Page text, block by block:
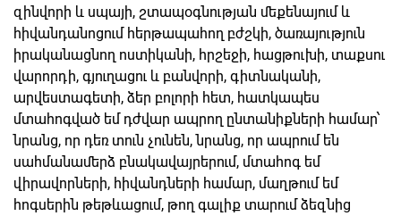
զինվորի և սպայի, շտապօգնության մեքենայում և
հիվանդանոցում հերթապահող բժշկի, ծառայություն
իրականացնող ոստիկանի, հրշեջի, հացթուխի, տաքսու
վարորդի, գյուղացու և բանվորի, գիտնականի,
արվեստագետի, ձեր բոլորի հետ, հատկապես
մտահոգված եմ դժվար ապրող ընտանիքների համար՝
նրանց, որ դեռ տուն չունեն, նրանց, որ ապրում են
սահմանամերձ բնակավայրերում, մտահոգ եմ
վիրավորների, հիվանդների համար, մաղթում եմ
հոգսերին թեթևացում, թող գալիք տարում ձեզնից